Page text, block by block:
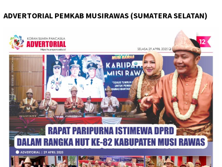
ADVERTORIAL PEMKAB MUSIRAWAS (SUMATERA SELATAN)